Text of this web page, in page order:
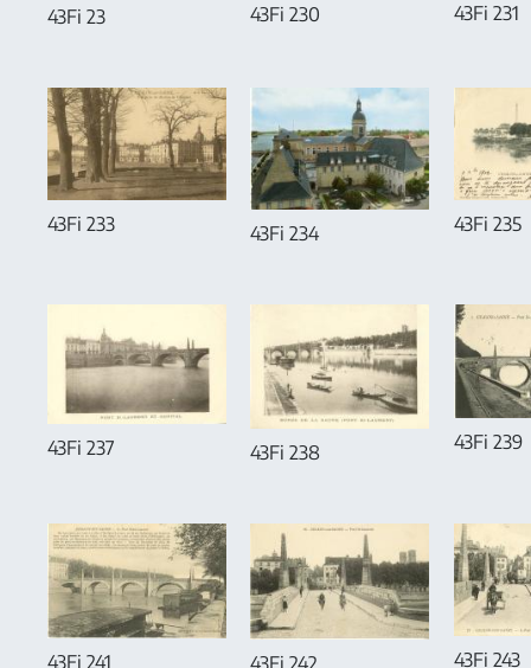
43Fi 23 43Fi 230 43Fi 231
43Fi 233 43Fi 234 43Fi 235
43Fi 237 43Fi 238 43Fi 239
43Fi 241 43Fi 242 43Fi 243